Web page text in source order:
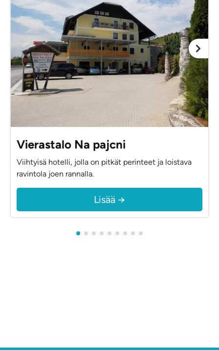
Vierastalo Na pajcni
Viihtyisä hotelli, jolla on pitkät perinteet ja loistava
ravintola joen rannalla.
Lisää →